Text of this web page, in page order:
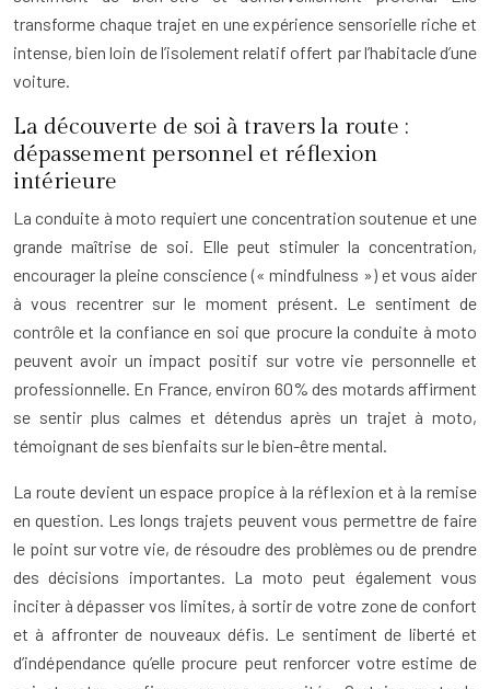
transforme chaque trajet en une expérience sensorielle riche et
intense, bien loin de l’isolement relatif offert par l’habitacle d’une
voiture.
La découverte de soi à travers la route :
dépassement personnel et réflexion
intérieure
La conduite à moto requiert une concentration soutenue et une
grande maîtrise de soi. Elle peut stimuler la concentration,
encourager la pleine conscience (« mindfulness ») et vous aider
à vous recentrer sur le moment présent. Le sentiment de
contrôle et la confiance en soi que procure la conduite à moto
peuvent avoir un impact positif sur votre vie personnelle et
professionnelle. En France, environ 60% des motards affirment
se sentir plus calmes et détendus après un trajet à moto,
témoignant de ses bienfaits sur le bien-être mental.
La route devient un espace propice à la réflexion et à la remise
en question. Les longs trajets peuvent vous permettre de faire
le point sur votre vie, de résoudre des problèmes ou de prendre
des décisions importantes. La moto peut également vous
inciter à dépasser vos limites, à sortir de votre zone de confort
et à affronter de nouveaux défis. Le sentiment de liberté et
d’indépendance qu’elle procure peut renforcer votre estime de